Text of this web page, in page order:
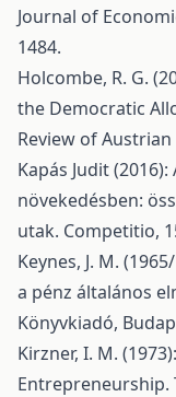
Journal of
1484.
Holcombe, R. G.
the Democratic
Review of Austrian
Kapás Judit
növekedésben:
utak. Competitio,
Keynes, J. M.
a pénz általános
Könyvkiadó,
Kirzner, I. M.
Entrepreneurship.